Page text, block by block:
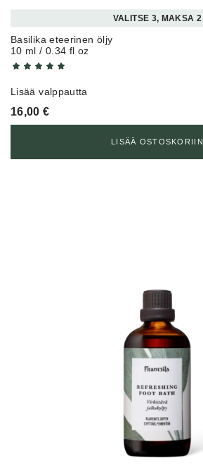
VALITSE 3, MAKSA 2
Basilika eteerinen öljy
10 ml / 0.34 fl oz
Lisää valppautta
16,00€
LISÄÄ OSTOSKORIIN